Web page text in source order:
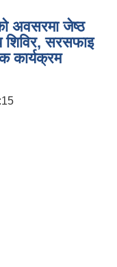
अवसरमा जेष्ठ
शिविर, सरसफाइ
कार्यक्रम